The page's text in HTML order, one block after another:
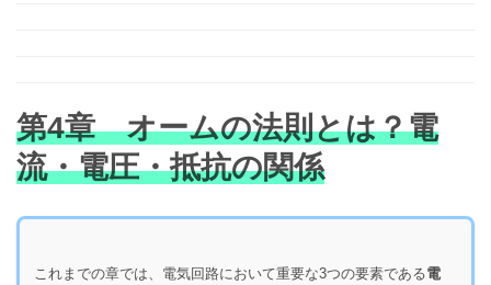
第4章 オームの法則とは？電
流・電圧・抵抗の関係
これまでの章では、電気回路において重要な3つの要素である電